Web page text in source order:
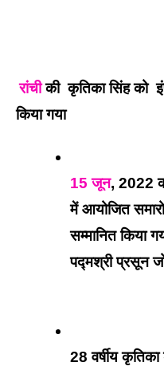
रांची की  कृतिका सिंह को
किया गया
15 जून, 2022
में आयोजित
सम्मानित किया
पद्मश्री प्रसून
28 वर्षीय